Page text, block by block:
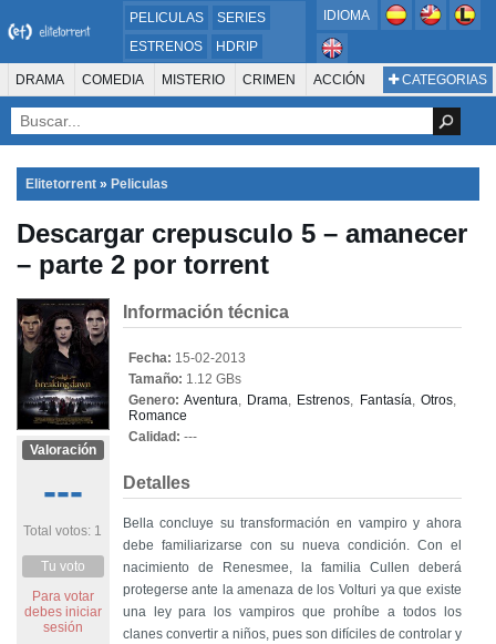
PELICULAS
SERIES
ESTRENOS
HDRIP
MICROHD
720P
DVDRIP
IDIOMA
CATEGORIAS
DRAMA COMEDIA MISTERIO CRIMEN ACCIÓN
SUSPENSO AVENTURA
ANIMACIÓN ROMANCE TERROR CIENCIA FICCIÓN FANTASÍA
FAMILIA DOCUS Y TV
PELÍCULA DE LA TELEVISIÓN FOREIGN KIDS REALITY ANIMACION
Elitetorrent » Peliculas
Descargar crepusculo 5 – amanecer
– parte 2 por torrent
Valoración
---
Total votos: 1
Tu voto
Para votar
debes iniciar
sesión
Información técnica
Fecha: 15-02-2013
Tamaño: 1.12 GBs
Genero: Aventura, Drama, Estrenos, Fantasía, Otros,
Romance
Calidad: ---
Detalles
Bella concluye su transformación en vampiro y ahora
debe familiarizarse con su nueva condición. Con el
nacimiento de Renesmee, la familia Cullen deberá
protegerse ante la amenaza de los Volturi ya que existe
una ley para los vampiros que prohíbe a todos los
clanes convertir a niños, pues son difíciles de controlar y